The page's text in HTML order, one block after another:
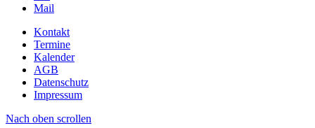
Mail
Kontakt
Termine
Kalender
AGB
Datenschutz
Impressum
Nach oben scrollen